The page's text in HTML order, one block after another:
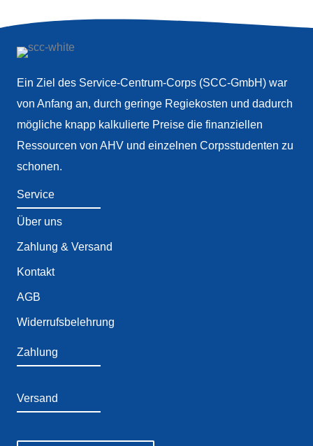
Ein Ziel des Service-Centrum-Corps (SCC-GmbH) war
von Anfang an, durch geringe Regiekosten und dadurch
mögliche knapp kalkulierte Preise die finanziellen
Ressourcen von AHV und einzelnen Corpsstudenten zu
schonen.
Service
Über uns
Zahlung & Versand
Kontakt
AGB
Widerrufsbelehrung
Zahlung
Versand